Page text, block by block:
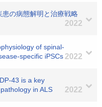
の病態解明と治療戦略
2022
of spinal-
specific iPSCs 2022
43 is a key
in ALS
2022